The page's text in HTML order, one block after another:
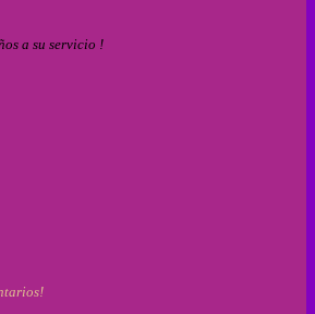
a su servicio !